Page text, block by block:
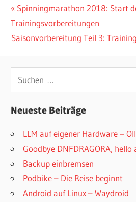
Beitragsnavigation
Vorheriger
Beitrag:
Spinningmarathon 2018: Start
Trainingsvorbereitungen
Nächster
Saisonvorbereitung Teil 3:
Neueste Beiträge
LLM auf eigener Hardware –
Goodbye DNFDRAGORA, hello
Backup einbremsen
Podbike – Die Reise beginnt
Android auf Linux – Waydroid